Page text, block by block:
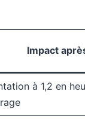
Impact
à 1,2 en